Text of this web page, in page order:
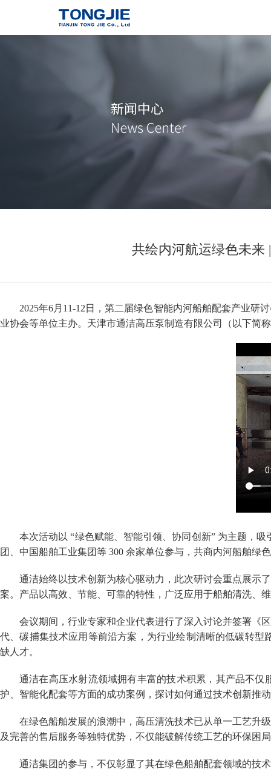
共绘内河航运绿色未来
2025年6月11-12日，第二届绿色智能内河船舶配套产业
业协会等单位主办。天津市通洁高压泵制造有限公司（以下简
本次活动以 “绿色赋能、智能引领、协同创新” 为主题，
团、中国船舶工业集团等 300 余家单位参与，共商内河船舶绿
通洁始终以技术创新为核心驱动力，此次研讨会重点展示
案。产品以高效、节能、可靠的特性，广泛应用于船舶清洗、
会议期间，行业专家和企业代表进行了深入讨论并签署《
代、碳捕集技术应用等前沿方案，为行业绘制清晰的低碳转
缺人才。
通洁在高压水射流领域拥有丰富的技术积累，其产品不
护、智能化配套等方面的成功案例，探讨如何通过技术创新推
在绿色船舶发展的浪潮中，高压清洗技术已从单一工艺升
及完善的售后服务等独特优势，不仅能破解传统工艺的环保困
通洁集团的参与，不仅彰显了其在绿色船舶配套领域的技